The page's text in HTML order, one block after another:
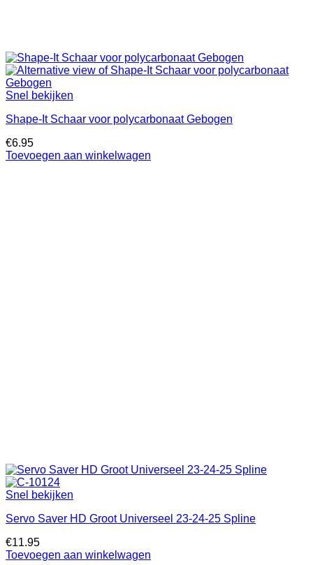
Snel bekijken
Shape-It Schaar voor polycarbonaat Gebogen
€6.95
Toevoegen aan winkelwagen
Snel bekijken
Servo Saver HD Groot Universeel 23-24-25 Spline
€11.95
Toevoegen aan winkelwagen